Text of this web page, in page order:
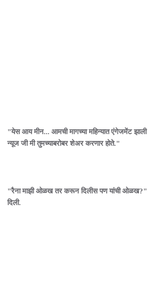
"येस आय मीन... आमची मागच्या महिन्यात एंगेजमेंट
न्यूज जी मी तुमच्याबरोबर शेअर करणार होते."
"रैना माझी ओळख तर करून दिलीस पण यांची
दिली.